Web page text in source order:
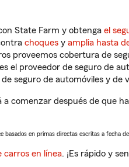
State Farm y obtenga el
choques y amplia hasta
proveemos cobertura de
el proveedor de seguro de
seguro de automóviles y de
comenzar después de que
basados en primas directas escritas a fecha
carros en línea. ¡Es rápido y